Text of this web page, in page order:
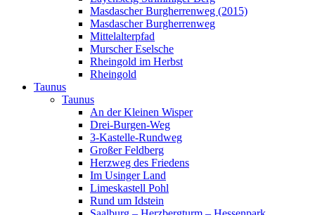
Masdascher Burgherrenweg (2015)
Masdascher Burgherrenweg
Mittelalterpfad
Murscher Eselsche
Rheingold im Herbst
Rheingold
Taunus
Taunus
An der Kleinen Wisper
Drei-Burgen-Weg
3-Kastelle-Rundweg
Großer Feldberg
Herzweg des Friedens
Im Usinger Land
Limeskastell Pohl
Rund um Idstein